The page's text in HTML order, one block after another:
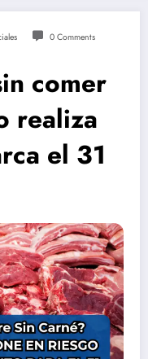
0 Comments
comer
realiza
el 31